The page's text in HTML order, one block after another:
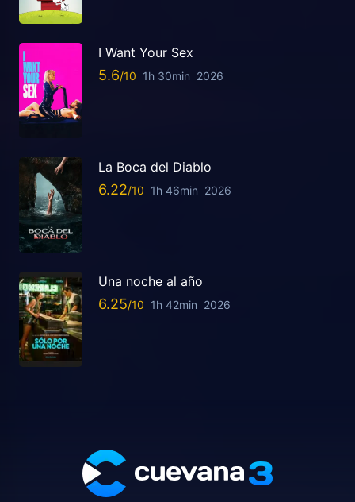
I Want Your Sex
5.6 1h 30min 2026
La Boca del Diablo
6.22 1h 46min 2026
Una noche al año
6.25 1h 42min 2026